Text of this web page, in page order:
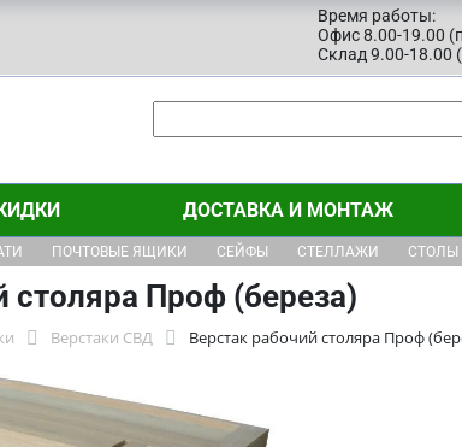
Время работы:
Офис 8.00-19.00
Склад 9.00-18.00
ДОСТАВКА И МОНТАЖ
ПОЧТОВЫЕ ЯЩИКИ СЕЙФЫ СТЕЛЛАЖИ СТОЛЫ
столяра Проф (береза)
Верстаки СВД Верстак рабочий столяра Проф